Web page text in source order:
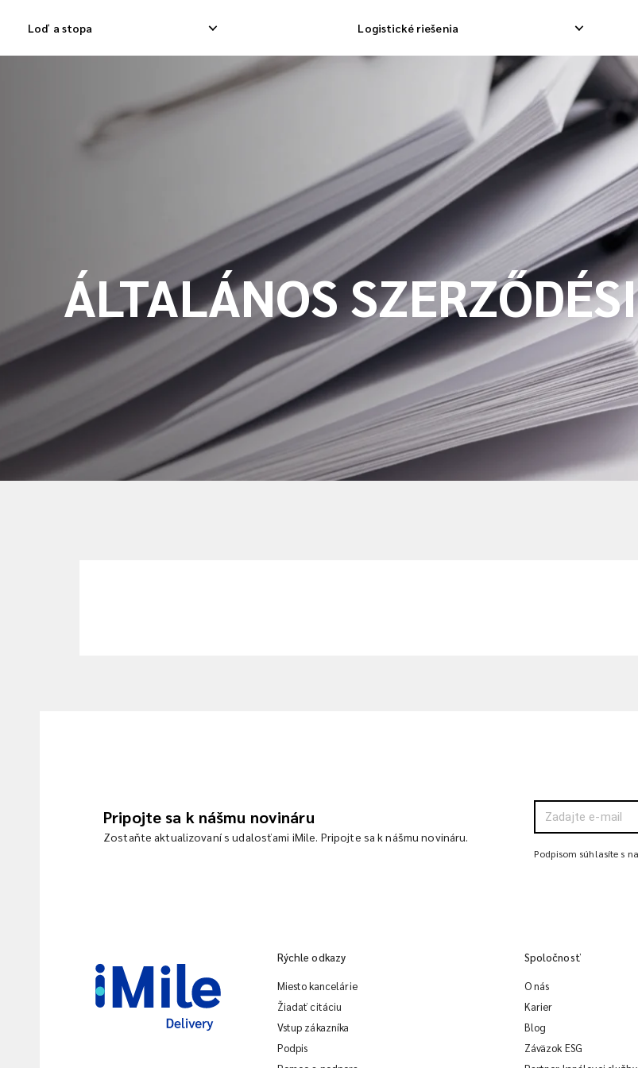
Loď a stopa Logistické riešenia
Domáca expresná dodávka Medzinárodná dodávka odpadov
Medzinárodná dodávka nákladu
Medzinárodná konsolidačná loď
Obrátené zdvihnutie
Riadenie návratu
ÁLTALÁNOS
Pripojte sa k nášmu novináru
Zostaňte aktualizovaní s udalosťami iMile. Pripojte sa k nášmu novináru.
Podpisom súhlasíte s
Rýchle odkazy
Miesto kancelárie
Žiadať citáciu
Vstup zákazníka
Podpis
Spoločnosť
O nás
Karier
Blog
Záväzok ESG